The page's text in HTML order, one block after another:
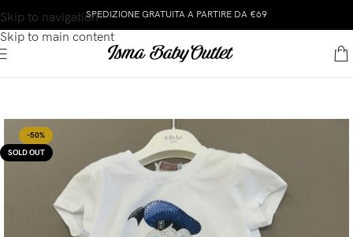
Skip to navigation
Skip to main content
SPEDIZIONE GRATUITA A PARTIRE DA €69
-50%
SOLD OUT